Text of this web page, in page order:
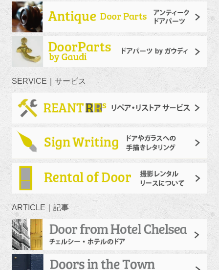
SERVICE｜サービス
ARTICLE｜記事